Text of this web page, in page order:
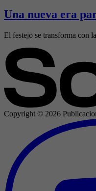
Una nueva era
El festejo se transforma con
Copyright © 2026